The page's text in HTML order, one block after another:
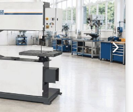
Ознака CE, документација /